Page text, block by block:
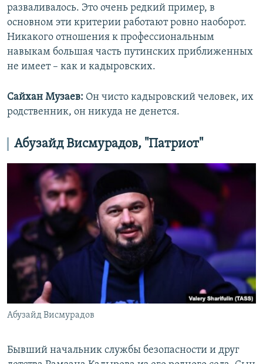
разваливалось. Это очень редкий пример, в
основном эти критерии работают ровно наоборот.
Никакого отношения к профессиональным
навыкам большая часть путинских приближенных
не имеет – как и кадыровских.
Сайхан Музаев: Он чисто кадыровский человек, их
родственник, он никуда не денется.
Абузайд Висмурадов, "Патриот"
Абузайд Висмурадов
Бывший начальник службы безопасности и друг